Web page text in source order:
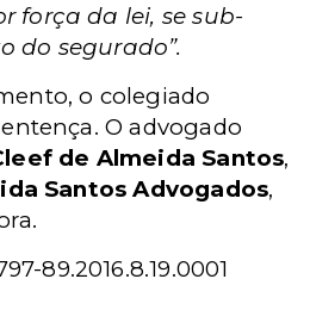
força da lei, se sub-
do segurado”.
o colegiado
O advogado
de Almeida Santos,
Santos Advogados,
89.2016.8.19.0001